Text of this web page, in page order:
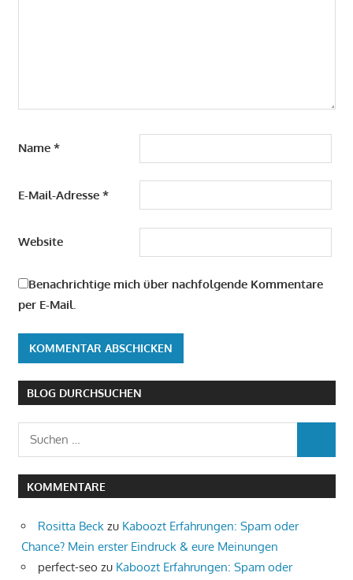
Name *
E-Mail-Adresse *
Website
Benachrichtige mich über nachfolgende Kommentare
per E-Mail.
BLOG DURCHSUCHEN
Suchen
KOMMENTARE
Rositta Beck zu Kaboozt Erfahrungen: Spam oder
Chance? Mein erster Eindruck & eure Meinungen
perfect-seo zu Kaboozt Erfahrungen: Spam oder